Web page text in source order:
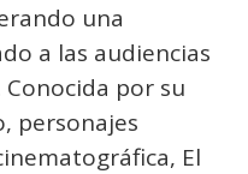
una
a las audiencias
por su
personajes
El